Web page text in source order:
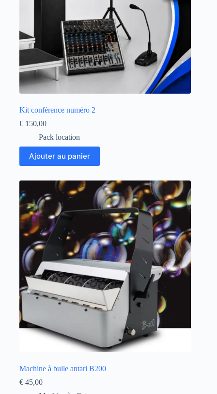
Kit conférence numéro 2
€ 150,00
Pack location
Ajouter au panier
Machine à bulle antari B200
€ 45,00